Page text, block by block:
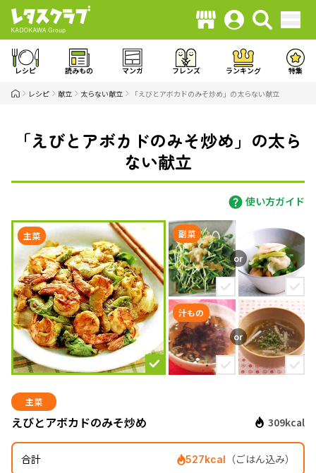
レシピ 読みもの マンガ フレンズ ランキング 特集
レシピ 献立 太らない献立 「えびとアボカドのみそ炒め」の太らない献立
「えびとアボカドのみそ炒め」の太ら
ない献立
使い方ガイド
主菜 副菜
汁もの
主菜
えびとアボカドのみそ炒め 309kcal
合計 527kcal （ごはん込み）